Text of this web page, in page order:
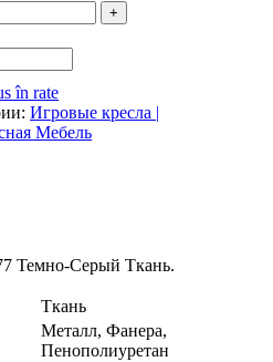
în rate
Игровые кресла |
Мебель
Темно-Серый Ткань.
Ткань
Металл, Фанера,
Пенополиуретан